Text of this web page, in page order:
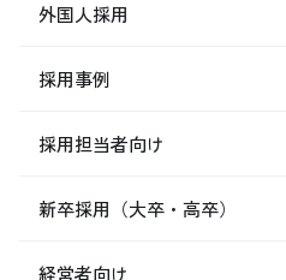
外国人採用
採用事例
採用担当者向け
新卒採用（大卒・高卒）
経営者向け